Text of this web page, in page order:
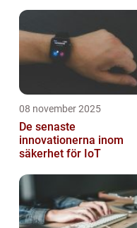
08 november 2025
De senaste
innovationerna inom
säkerhet för IoT